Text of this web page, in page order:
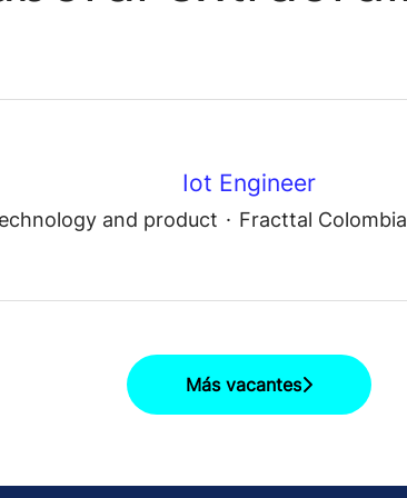
Iot Engineer
and product · Fracttal Colombia
Más vacantes